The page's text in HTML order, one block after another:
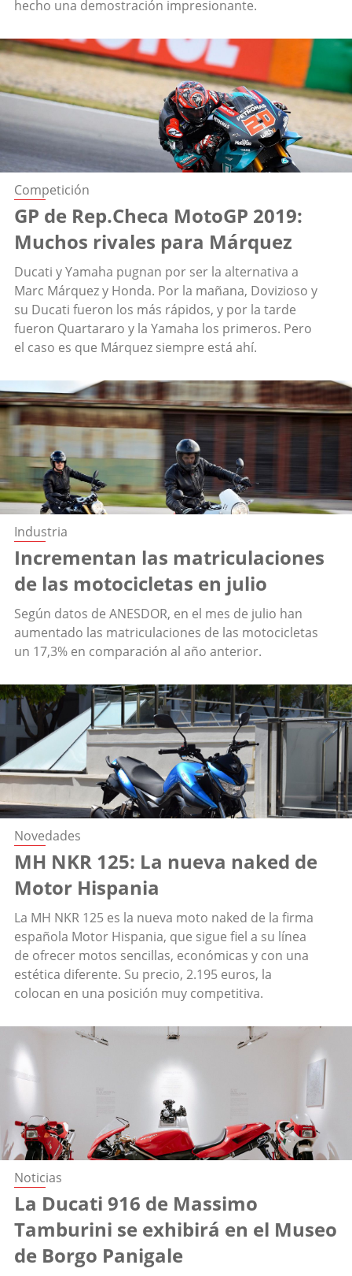
hecho una demostración impresionante.
Competición
GP de Rep.Checa MotoGP 2019:
Muchos rivales para Márquez
Ducati y Yamaha pugnan por ser la alternativa a
Marc Márquez y Honda. Por la mañana, Dovizioso y
su Ducati fueron los más rápidos, y por la tarde
fueron Quartararo y la Yamaha los primeros. Pero
el caso es que Márquez siempre está ahí.
Industria
Incrementan las matriculaciones
de las motocicletas en julio
Según datos de ANESDOR, en el mes de julio han
aumentado las matriculaciones de las motocicletas
un 17,3% en comparación al año anterior.
Novedades
MH NKR 125: La nueva naked de
Motor Hispania
La MH NKR 125 es la nueva moto naked de la firma
española Motor Hispania, que sigue fiel a su línea
de ofrecer motos sencillas, económicas y con una
estética diferente. Su precio, 2.195 euros, la
colocan en una posición muy competitiva.
Noticias
La Ducati 916 de Massimo
Tamburini se exhibirá en el Museo
de Borgo Panigale